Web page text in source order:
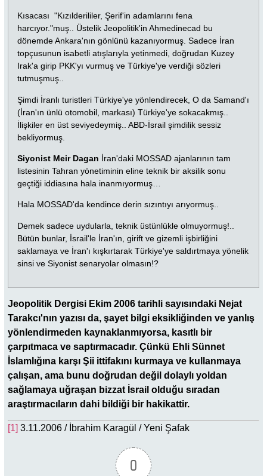
Kısacası "Kızılderililer, Şerif'in adamlarını fena
harcıyor."muş.. Üstelik Jeopolitik'in Ahmedinecad bu
dönemde Ankara'nın gönlünü kazanıyormuş. Sadece İran
topçusunun isabetli atışlarıyla yetinmedi, doğrudan Kuzey
Irak'a girip PKK'yı vurmuş ve Türkiye'ye verdiği sözleri
tutmuşmuş..
Şimdi İranlı turistleri Türkiye'ye yönlendirecek, O da Samand'ı
(İran'ın ünlü otomobil, markası) Türkiye'ye sokacakmış..
İlişkiler en üst seviyedeymiş.. ABD-İsrail şimdilik sessiz
bekliyormuş.
Siyonist Meir Dagan İran'daki MOSSAD ajanlarının tam
listesinin Tahran yönetiminin eline teknik bir aksilik sonu
geçtiği iddiasına hala inanmıyormuş…
Hala MOSSAD'da kendince derin sızıntıyı arıyormuş..
Demek sadece uydularla, teknik üstünlükle olmuyormuş!..
Bütün bunlar, İsrail'le İran'ın, girift ve gizemli işbirliğini
saklamaya ve İran'ı kışkırtarak Türkiye'ye saldırtmaya yönelik
sinsi ve Siyonist senaryolar olmasın!?
Jeopolitik Dergisi Ekim 2006 tarihli sayısındaki Nejat
Tarakcı'nın yazısı da, şayet bilgi eksikliğinden ve yanlış
yönlendirmeden kaynaklanmıyorsa, kasıtlı bir
çarpıtmaca ve saptırmacadır. Çünkü Ehli Sünnet
İslamlığına karşı Şii ittifakını kurmaya ve kullanmaya
çalışan, ama bunu doğrudan değil dolaylı yoldan
sağlamaya uğraşan bizzat İsrail olduğu sıradan
araştırmacıların dahi bildiği bir hakikattir.
[1] 3.11.2006 / İbrahim Karagül / Yeni Şafak
0